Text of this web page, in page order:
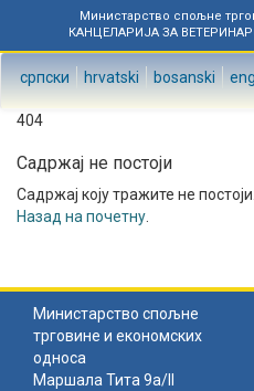
Министарство спољне
КАНЦЕЛАРИЈА ЗА
српски hrvatski bosanski
404
Садржај не постоји
Садржај коју тражите не постоји.
Назад на почетну
Министарство спољне
трговине и економских
односа
Маршала Тита 9а/II